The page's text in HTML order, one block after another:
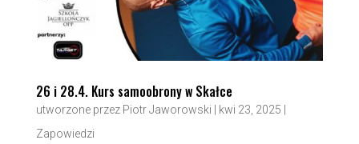
26 i 28.4. Kurs samoobrony w Skałce
utworzone przez Piotr Jaworowski kwi 23, 2025
Zapowiedzi